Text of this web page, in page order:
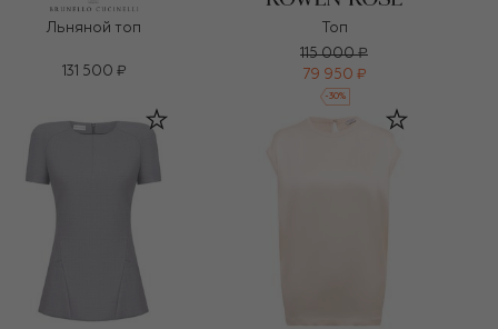
Льняной топ
131 500 ₽
Топ
115 000 ₽
79 950 ₽
-30%